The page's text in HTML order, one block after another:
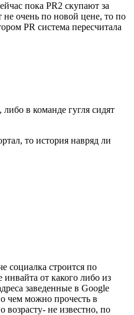
пока PR2 скупают за
не очень по новой цене, то по
PR система пересчитала
в команде гугля сидят
то история навряд ли
социалка строится по
от какого либо из
заведенные в Google
чем можно прочесть в
не известно, по